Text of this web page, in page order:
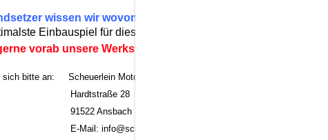
wissen wir wovon wir sprechen.
Einbauspiel für diese Kolben sicherzustellen
vorab unsere Werkstattleistungen an!
sich bitte an: Scheuerlein Motorentechnik
28
Ansbach